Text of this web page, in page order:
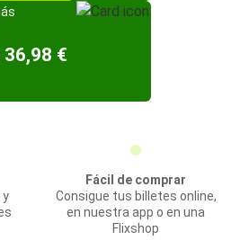
36,98 €
y
Fácil de comprar
Consigue tus billetes online,
en nuestra app o en una
Flixshop